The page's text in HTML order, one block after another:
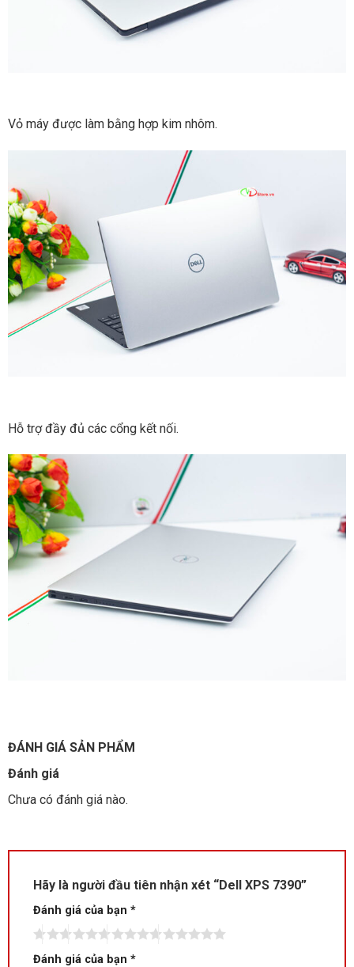
Vỏ máy được làm bằng hợp kim nhôm.
Hỗ trợ đầy đủ các cổng kết nối.
ĐÁNH GIÁ SẢN PHẨM
Đánh giá
Chưa có đánh giá nào.
Hãy là người đầu tiên nhận xét “Dell XPS 7390”
Đánh giá của bạn *
Đánh giá của bạn *